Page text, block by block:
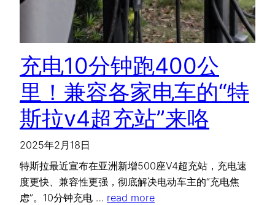
充电10分钟跑400公
里！兼容各家电车的“特
斯拉v4超充站”来咯
2025年2月18日
特斯拉最近宣布在亚洲新增500座V4超充站，充电速
度更快、兼容性更强，彻底解决电动车主的“充电焦
虑”。10分钟充电 … read more